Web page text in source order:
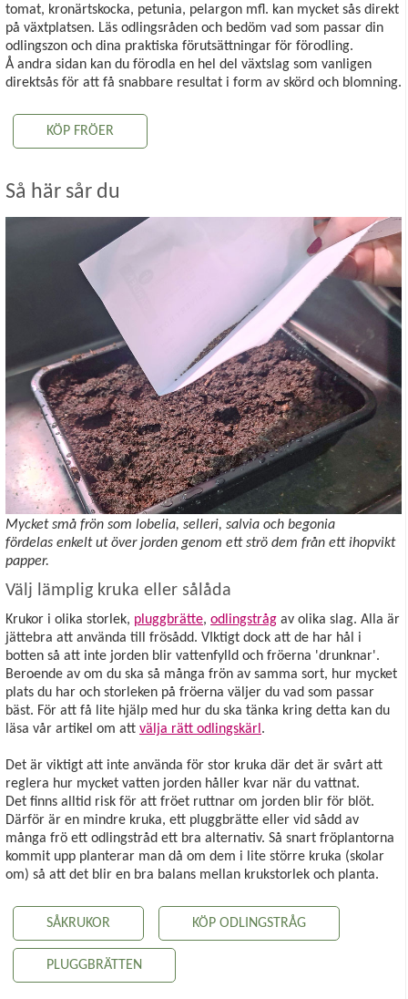
tomat, kronärtskocka, petunia, pelargon mfl. kan mycket sås direkt
på växtplatsen. Läs odlingsråden och bedöm vad som passar din
odlingszon och dina praktiska förutsättningar för förodling.
Å andra sidan kan du förodla en hel del växtslag som vanligen
direktsås för att få snabbare resultat i form av skörd och blomning.
KÖP FRÖER
Så här sår du
Mycket små frön som lobelia, selleri, salvia och begonia
fördelas enkelt ut över jorden genom ett strö dem från ett ihopvikt
papper.
Välj lämplig kruka eller sålåda
Krukor i olika storlek, pluggbrätte, odlingstråg av olika slag. Alla är
jättebra att använda till frösådd. VIktigt dock att de har hål i
botten så att inte jorden blir vattenfylld och fröerna 'drunknar'.
Beroende av om du ska så många frön av samma sort, hur mycket
plats du har och storleken på fröerna väljer du vad som passar
bäst. För att få lite hjälp med hur du ska tänka kring detta kan du
läsa vår artikel om att välja rätt odlingskärl .
Det är viktigt att inte använda för stor kruka där det är svårt att
reglera hur mycket vatten jorden håller kvar när du vattnat.
Det finns alltid risk för att fröet ruttnar om jorden blir för blöt.
Därför är en mindre kruka, ett pluggbrätte eller vid sådd av
många frö ett odlingstråd ett bra alternativ. Så snart fröplantorna
kommit upp planterar man då om dem i lite större kruka (skolar
om) så att det blir en bra balans mellan krukstorlek och planta.
SÅKRUKOR KÖP ODLINGSTRÅG
PLUGGBRÄTTEN